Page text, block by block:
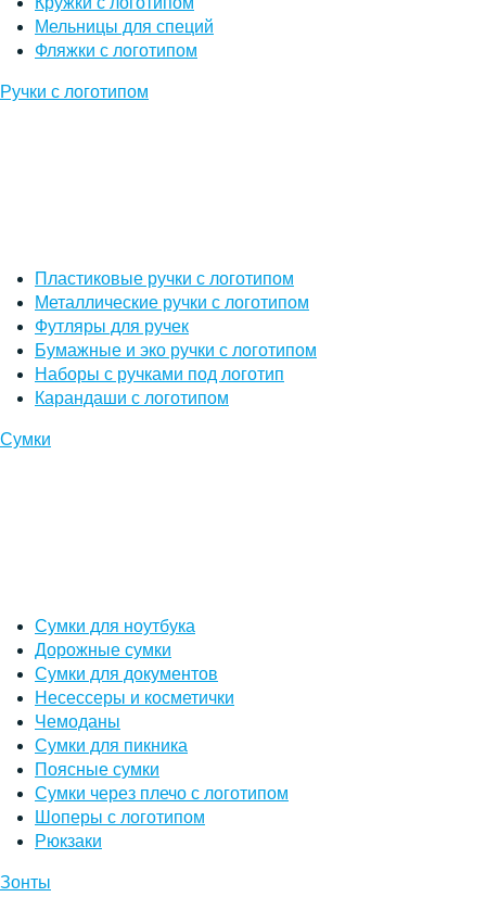
Мельницы для специй
Фляжки с логотипом
Ручки с логотипом
Пластиковые ручки с логотипом
Металлические ручки с логотипом
Футляры для ручек
Бумажные и эко ручки с логотипом
Наборы с ручками под логотип
Карандаши с логотипом
Сумки
Сумки для ноутбука
Дорожные сумки
Сумки для документов
Несессеры и косметички
Чемоданы
Сумки для пикника
Поясные сумки
Сумки через плечо с логотипом
Шоперы с логотипом
Рюкзаки
Зонты